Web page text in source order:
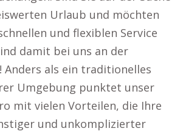
Urlaub und möchten
und flexiblen Service
damit bei uns an der
Anders als ein traditionelles
Umgebung punktet unser
mit vielen Vorteilen, die Ihre
und unkomplizierter